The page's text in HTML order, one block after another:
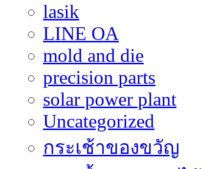
lasik
LINE OA
mold and die
precision parts
solar power plant
Uncategorized
กระเช้าของขวัญ